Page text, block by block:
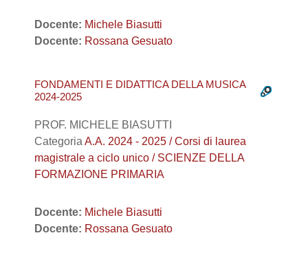
Docente: Michele Biasutti
Docente: Rossana Gesuato
FONDAMENTI E DIDATTICA DELLA MUSICA
2024-2025
PROF. MICHELE BIASUTTI
Categoria A.A. 2024 - 2025 / Corsi di laurea
magistrale a ciclo unico / SCIENZE DELLA
FORMAZIONE PRIMARIA
Docente: Michele Biasutti
Docente: Rossana Gesuato